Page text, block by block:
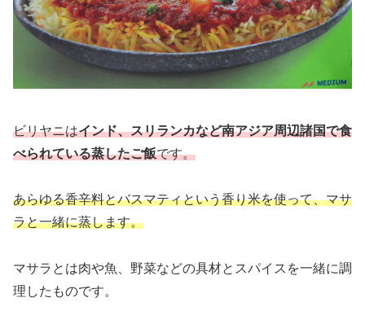
ビリヤニはインド、スリランカなど南アジア周辺諸国で食
べられている蒸したご飯です。
あらゆる香辛料とバスマティという香り米を使って、マサ
ラと一緒に蒸します。
マサラとは肉や魚、野菜などの具材とスパイスを一緒に調
理したものです。